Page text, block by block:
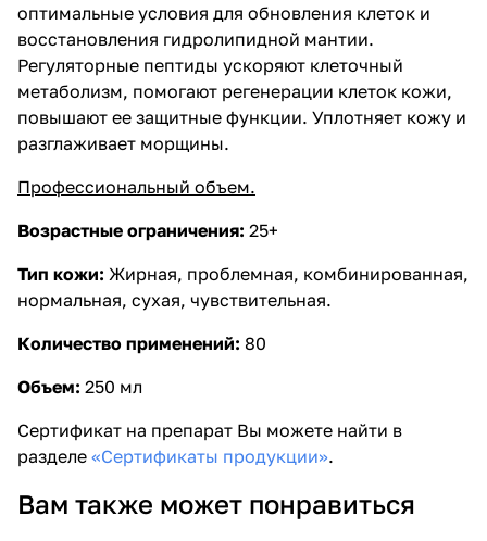
оптимальные условия для обновления клеток и
восстановления гидролипидной мантии.
Регуляторные пептиды ускоряют клеточный
метаболизм, помогают регенерации клеток кожи,
повышают ее защитные функции. Уплотняет кожу и
разглаживает морщины.
Профессиональный объем.
Возрастные ограничения: 25+
Тип кожи: Жирная, проблемная, комбинированная,
нормальная, сухая, чувствительная.
Количество применений: 80
Объем: 250 мл
Сертификат на препарат Вы можете найти в
разделе «Сертификаты продукции».
Вам также может понравиться